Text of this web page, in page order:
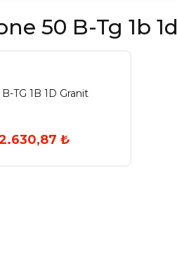
50 B-Tg 1b 1d
TG 1B 1D Granit
₺